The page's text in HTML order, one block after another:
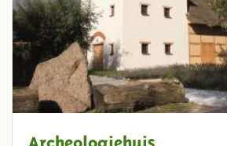
Archeologiehuis